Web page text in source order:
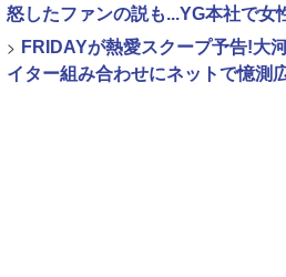
怒したファンの説も...YG本社で女
> FRIDAYが熱愛スクープ予告!大
イター組み合わせにネットで憶測